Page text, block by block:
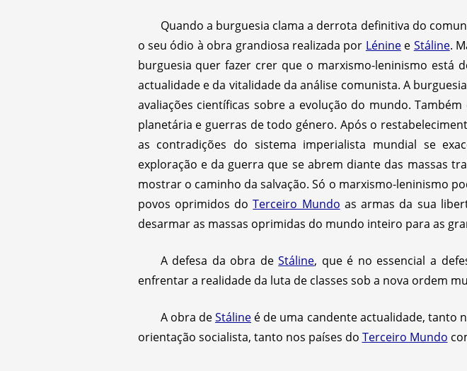
Quando a burguesia clama a derrota definitiva do
o seu ódio à obra grandiosa realizada por Léninee Stáline.
burguesia quer fazer crer que o marxismo-leninismo está
actualidade e da vitalidade da análise comunista. A
avaliações científicas sobre a evolução do mundo.
planetária e guerras de todo género. Após o
as contradições do sistema imperialista mundial se
exploração e da guerra que se abrem diante das massas
mostrar o caminho da salvação. Só o marxismo-leninismo
povos oprimidos doTerceiro Mundo as armas da sua
desarmar as massas oprimidas do mundo inteiro para as
A defesa da obra deStáline, que é no essencial a
enfrentar a realidade da luta de classes sob a nova ordem
A obra deStálineé de uma candente actualidade, tanto
orientação socialista, tanto nos países do Terceiro Mundo